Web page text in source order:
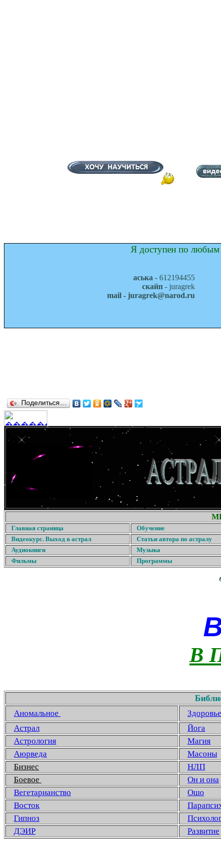
Я доступен по любым
аська - 612194455
скайп - juragrek
mail - juragrek@narod.ru
Поделиться…
Главная страница
Обучение
Видеокурс. Выход в астрал
Статьи автора по астралу
Аудиокниги
Музыка
Фильмы
Программы
В
Аномальное
Здоровье
Астрал
Йога
Астрология
Магия
Аюрведа
Масоны
Бизнес
НЛП
Боевое
Он и она
Вегетарианство
Ошо
Восток
Гипноз
ДЭИР
Развитие